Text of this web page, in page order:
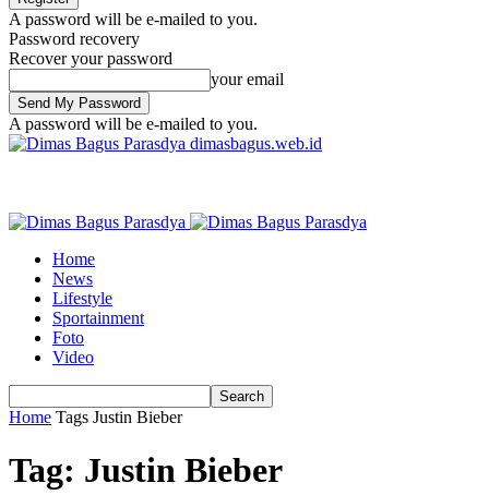
A password will be e-mailed to you.
Password recovery
Recover your password
your email
A password will be e-mailed to you.
dimasbagus.web.id
Home
News
Lifestyle
Sportainment
Foto
Video
Home Tags Justin Bieber
Tag: Justin Bieber